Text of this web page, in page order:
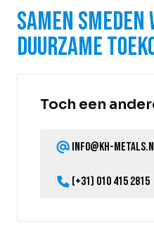
Samen smeden
duurzame
Toch een
info@kh-
(+31) 010 415 2815